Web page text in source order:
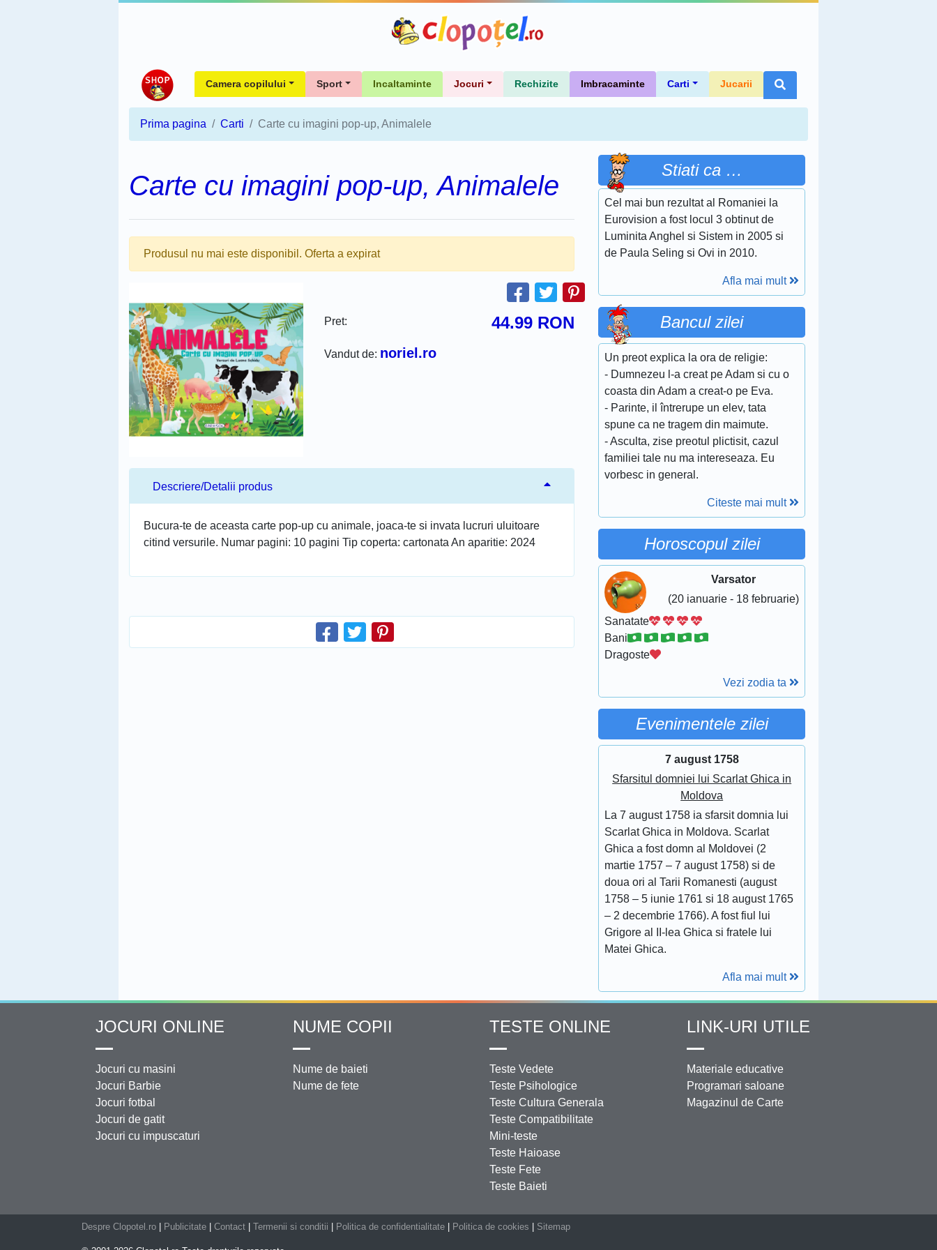
Camera copilului Sport Incaltaminte Jocuri Rechizite Imbracaminte Carti Jucarii
Prima pagina Carti Carte cu imagini pop-up, Animalele
Carte cu imagini pop-up, Animalele
Produsul nu mai este disponibil. Oferta a expirat
Pret: 44.99 RON
Vandut de: noriel.ro
Descriere/Detalii produs
Bucura-te de aceasta carte pop-up cu animale, joaca-te si invata lucruri uluitoare
citind versurile. Numar pagini: 10 pagini Tip coperta: cartonata An aparitie: 2024
Stiati ca …
Cel mai bun rezultat al Romaniei la
Eurovision a fost locul 3 obtinut de
Luminita Anghel si Sistem in 2005 si
de Paula Seling si Ovi in 2010.
Afla mai mult
Bancul zilei
Un preot explica la ora de religie:
- Dumnezeu l-a creat pe Adam si cu o
coasta din Adam a creat-o pe Eva.
- Parinte, il întrerupe un elev, tata
spune ca ne tragem din maimute.
- Asculta, zise preotul plictisit, cazul
familiei tale nu ma intereseaza. Eu
vorbesc in general.
Citeste mai mult
Horoscopul zilei
Varsator
(20 ianuarie - 18 februarie)
Sanatate
Bani
Dragoste
Vezi zodia ta
Evenimentele zilei
7 august 1758
Sfarsitul domniei lui Scarlat Ghica in
Moldova
La 7 august 1758 ia sfarsit domnia lui
Scarlat Ghica in Moldova. Scarlat
Ghica a fost domn al Moldovei (2
martie 1757 – 7 august 1758) si de
doua ori al Tarii Romanesti (august
1758 – 5 iunie 1761 si 18 august 1765
– 2 decembrie 1766). A fost fiul lui
Grigore al II-lea Ghica si fratele lui
Matei Ghica.
Afla mai mult
JOCURI ONLINE
Jocuri cu masini
Jocuri Barbie
Jocuri fotbal
Jocuri de gatit
Jocuri cu impuscaturi
NUME COPII
Nume de baieti
Nume de fete
TESTE ONLINE
Teste Vedete
Teste Psihologice
Teste Cultura Generala
Teste Compatibilitate
Mini-teste
Teste Haioase
Teste Fete
Teste Baieti
LINK-URI UTILE
Materiale educative
Programari saloane
Magazinul de Carte
Despre Clopotel.ro Publicitate Contact Termenii si conditii Politica de confidentialitate Politica de cookies Sitemap